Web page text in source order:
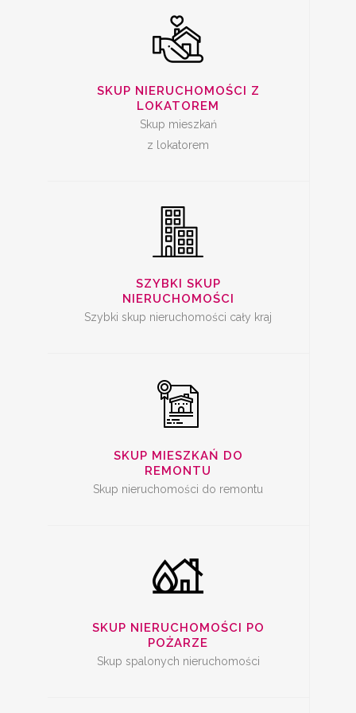
SKUP NIERUCHOMOŚCI Z
LOKATOREM
Skup mieszkań
z lokatorem
SZYBKI SKUP
NIERUCHOMOŚCI
Szybki skup nieruchomości cały kraj
SZYBKA SPRZEDAŻ
MIESZKANIA
SKUP MIESZKAŃ DO
REMONTU
Skup nieruchomości do remontu
SKUP LOKALI DO
REMONTU
SKUP NIERUCHOMOŚCI PO
POŻARZE
Skup spalonych nieruchomości
SKUP SPALONYCH
NIERUCHOMOŚCI
SKUP
PROBLEMAMI